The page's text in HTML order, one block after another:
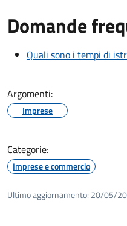
Domande
Quali sono i tempi di
Argomenti:
Imprese
Categorie:
Imprese e commercio
Ultimo aggiornamento: 20/05/